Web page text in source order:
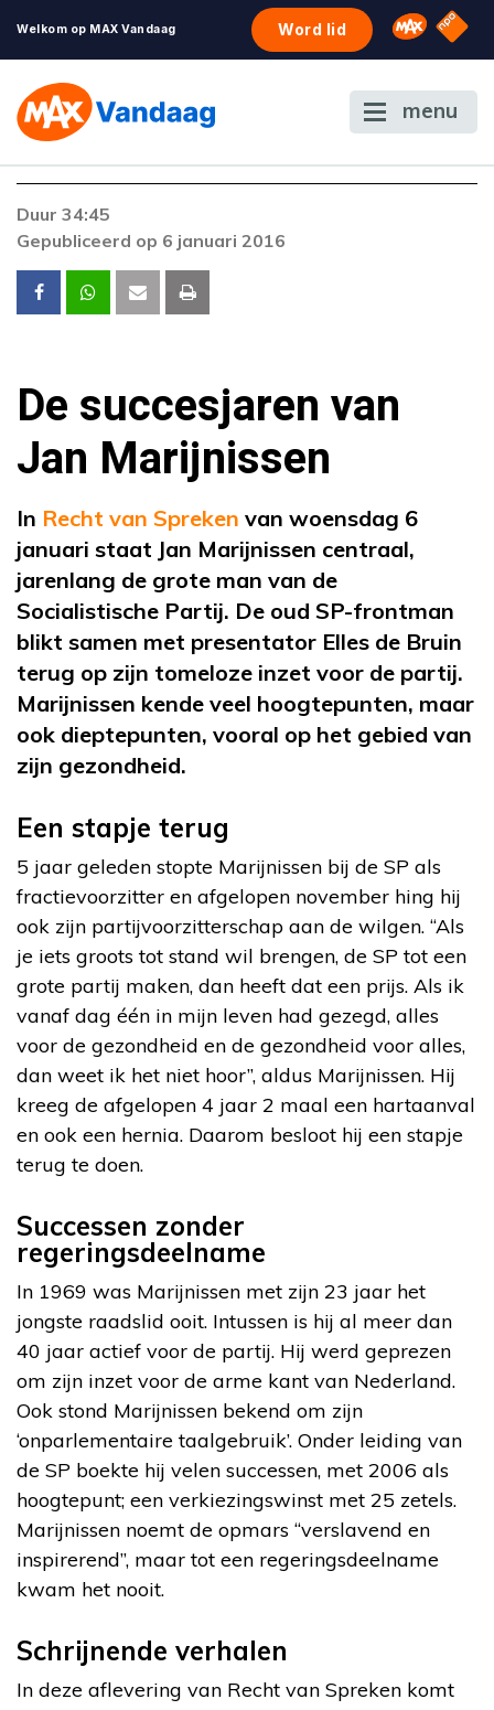
Welkom op MAX Vandaag Word lid Omroep
NPO
menu
Duur 34:45
Gepubliceerd op 6 januari 2016
De succesjaren van
Jan Marijnissen
In Recht van Spreken van woensdag 6
januari staat Jan Marijnissen centraal,
jarenlang de grote man van de
Socialistische Partij. De oud SP-frontman
blikt samen met presentator Elles de Bruin
terug op zijn tomeloze inzet voor de partij.
Marijnissen kende veel hoogtepunten, maar
ook dieptepunten, vooral op het gebied van
zijn gezondheid.
Een stapje terug
5 jaar geleden stopte Marijnissen bij de SP als
fractievoorzitter en afgelopen november hing hij
ook zijn partijvoorzitterschap aan de wilgen. “Als
je iets groots tot stand wil brengen, de SP tot een
grote partij maken, dan heeft dat een prijs. Als ik
vanaf dag één in mijn leven had gezegd, alles
voor de gezondheid en de gezondheid voor alles,
dan weet ik het niet hoor”, aldus Marijnissen. Hij
kreeg de afgelopen 4 jaar 2 maal een hartaanval
en ook een hernia. Daarom besloot hij een stapje
terug te doen.
Successen zonder
regeringsdeelname
In 1969 was Marijnissen met zijn 23 jaar het
jongste raadslid ooit. Intussen is hij al meer dan
40 jaar actief voor de partij. Hij werd geprezen
om zijn inzet voor de arme kant van Nederland.
Ook stond Marijnissen bekend om zijn
‘onparlementaire taalgebruik’. Onder leiding van
de SP boekte hij velen successen, met 2006 als
hoogtepunt; een verkiezingswinst met 25 zetels.
Marijnissen noemt de opmars “verslavend en
inspirerend”, maar tot een regeringsdeelname
kwam het nooit.
Schrijnende verhalen
In deze aflevering van Recht van Spreken komt